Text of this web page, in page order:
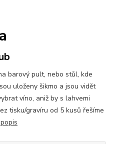
barový pult, nebo stůl, kde
uloženy šikmo a jsou vidět
víno, aniž by s lahvemi
tisku/gravíru od 5 kusů řešíme